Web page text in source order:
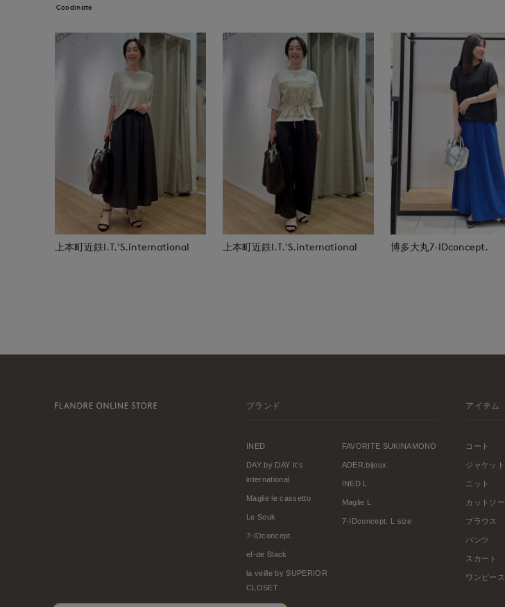
Coodinate
上本町近鉄I.T.'S.international 上本町近鉄I.T.'S.international 博多大丸7-IDconcept.
ブランド
INED
DAY by DAY It's
international
Maglie le cassetto
Le Souk
7-IDconcept.
ef-de Black
la veille by SUPERIOR
CLOSET
FAVORITE SUKINAMONO
ADER.bijoux
INED L
Maglie L
7-IDconcept. L size
アイテム
コート
ジャケット
ニット
カットソー
ブラウス
パンツ
スカート
ワンピース